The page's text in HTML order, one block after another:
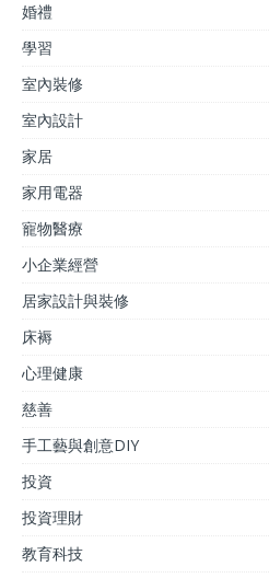
婚禮
學習
室內裝修
室內設計
家居
家用電器
寵物醫療
小企業經營
居家設計與裝修
床褥
心理健康
慈善
手工藝與創意DIY
投資
投資理財
教育科技